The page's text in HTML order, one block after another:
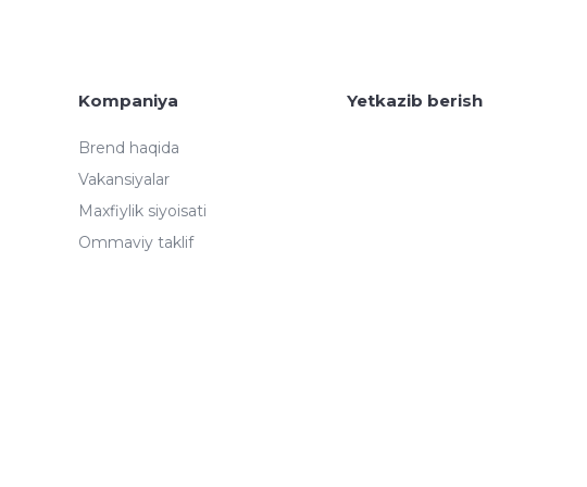
Kompaniya
Brend haqida
Vakansiyalar
Maxfiylik siyoisati
Ommaviy taklif
Yetkazib berish